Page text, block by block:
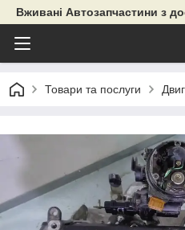
Вживані Автозапчастини з
Товари та послуги